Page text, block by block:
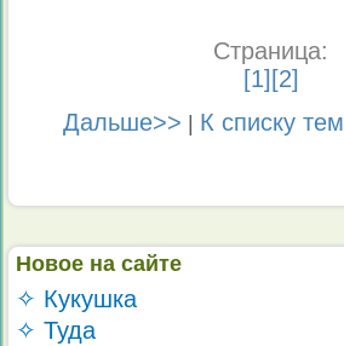
Страница:
[1][2]
Дальше>>
К списку тем
Новое на сайте
✧ Кукушка
✧ Туда